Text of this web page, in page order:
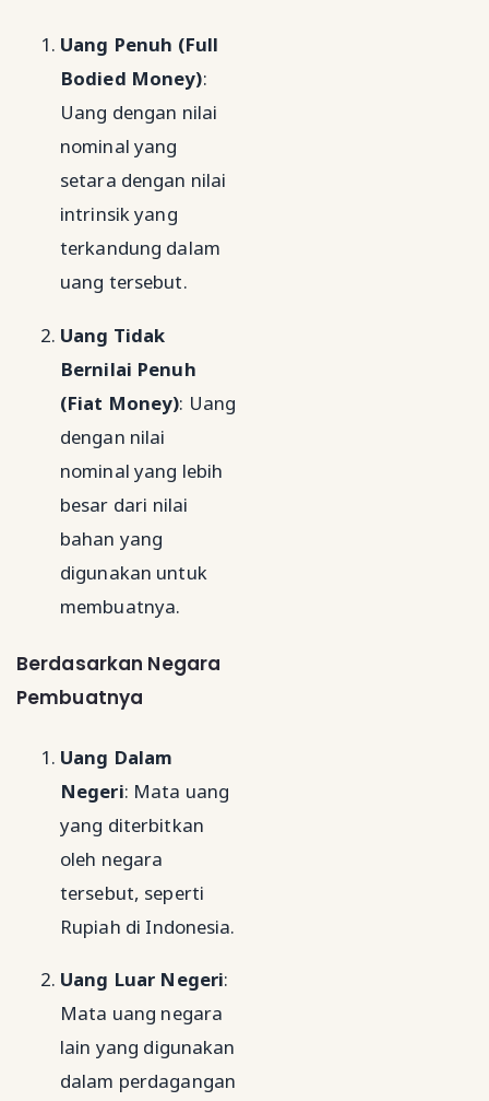
Uang Penuh (Full
Bodied Money):
Uang dengan nilai
nominal yang
setara dengan nilai
intrinsik yang
terkandung dalam
uang tersebut.
Uang Tidak
Bernilai Penuh
(Fiat Money): Uang
dengan nilai
nominal yang lebih
besar dari nilai
bahan yang
digunakan untuk
membuatnya.
Berdasarkan Negara
Pembuatnya
Uang Dalam
Negeri: Mata uang
yang diterbitkan
oleh negara
tersebut, seperti
Rupiah di Indonesia.
Uang Luar Negeri:
Mata uang negara
lain yang digunakan
dalam perdagangan